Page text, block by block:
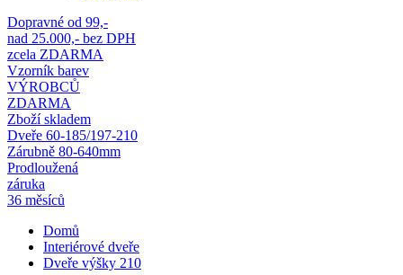
Dopravné od 99,-
nad 25.000,- bez DPH
zcela ZDARMA
Vzorník barev
VÝROBCŮ
ZDARMA
Zboží skladem
Dveře 60-185/197-210
Zárubně 80-640mm
Prodloužená
záruka
36 měsíců
Domů
Interiérové dveře
Dveře výšky 210